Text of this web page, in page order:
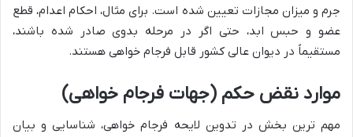
جرم و میزان مجازات تعیین شده است. برای مثال، احکام اعدام، قطع
عضو و حبس ابد، حتی اگر در مرحله بدوی صادر شده باشند،
مستقیماً در دیوان عالی کشور قابل فرجام خواهی هستند.
موارد نقض حکم (جهات فرجام خواهی)
مهم ترین بخش در تدوین لایحه فرجام خواهی، شناسایی و بیان